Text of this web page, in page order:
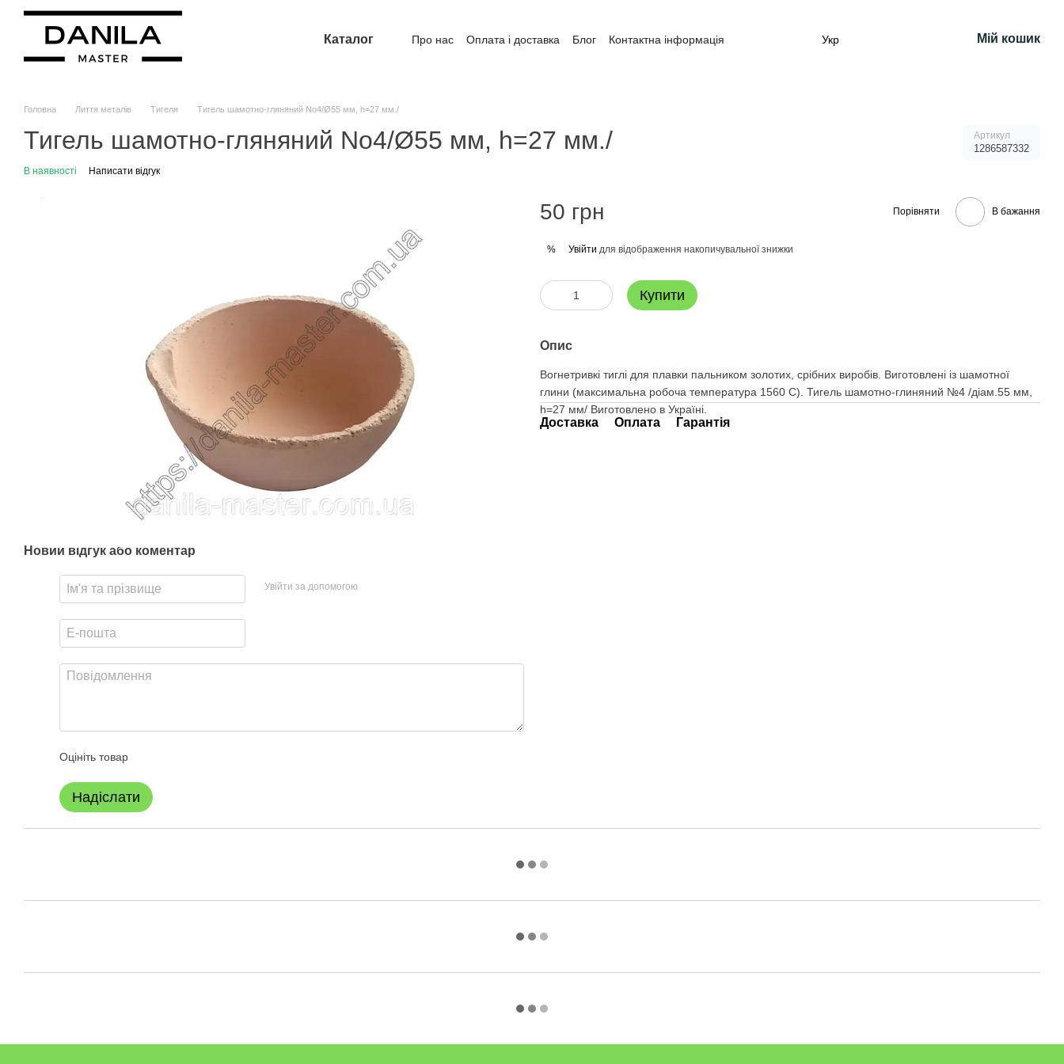
Перейти до основного контенту
Каталог Про нас Оплата і доставка Блог Контактна інформація Укр Мій кошик
Головна Лиття металів Тигеля Тигель шамотно-гляняний No4/Ø55 мм, h=27 мм./
Тигель шамотно-гляняний No4/Ø55 мм, h=27 мм./ Артикул
1286587332
В наявності Написати відгук
Новий відгук або коментар
Увійти за допомогою
Оцініть товар
Надіслати
50 грн Порівняти В бажання
% Увійти для відображення накопичувальної знижки
Купити
Опис
Вогнетривкі тиглі для плавки пальником золотих, срібних виробів. Виготовлені із шамотної
глини (максимальна робоча температура 1560 С). Тигель шамотно-глиняний №4 /діам.55 мм,
h=27 мм/ Виготовлено в Україні.
Доставка Оплата Гарантія